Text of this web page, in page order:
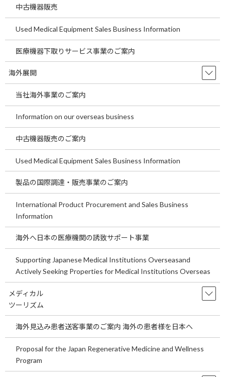
ています。
今回はモンゴルでの医療事業計画についてご案内します。
ここでモンゴルでの医療事業について言いますと、日本の医師免
許は使用できます。ただし病院や診療所を経営する場合様々な行
政への許可を取ることが必要となります。そして親日刻であるモ
ンゴルでは日本製品、日本の医療や医療以外の様々なサービスに
対して大変評価が高い国の一つですのでモンゴル国民にとっては
受け入れやすいと思います。
そして、次に今回のモンゴルで計画している日本ビルと称するビ
ル建設計画のコンセプトは日本製品、日本のサービス等を集めた
ビルを作るということです。場所はウランバートルの中心地に位
置しています。２０２５年８月頃から募集開始ですが、それ以前
予定しています。
詳細をお聞きになりたい方は下記にお問い合わせください。
中古機器販売
Used Medical Equipment Sales Business Information
医療機器下取りサービス事業のご案内
海外展開
当社海外事業のご案内
Information on our overseas business
中古機器販売のご案内
Used Medical Equipment Sales Business Information
製品の国際調達・販売事業のご案内
International Product Procurement and Sales Business
Information
海外へ日本の医療機関の誘致サポート事業
Supporting Japanese Medical Institutions Overseasand
Actively Seeking Properties for Medical Institutions Overseas
メディカル
ツーリズム
海外見込み患者送客事業のご案内 海外の患者様を日本へ
Proposal for the Japan Regenerative Medicine and Wellness
Program